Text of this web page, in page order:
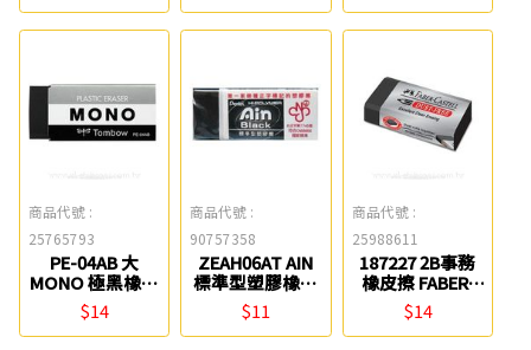
商品代號 :
25765793
PE-04AB 大
MONO 極黑橡皮
擦 TOMBOW
$14
商品代號 :
90757358
ZEAH06AT AIN
標準型塑膠橡皮
擦 Pentel
$11
商品代號 :
25988611
187227 2B事務
橡皮擦 FABER-
CASTELL
$14